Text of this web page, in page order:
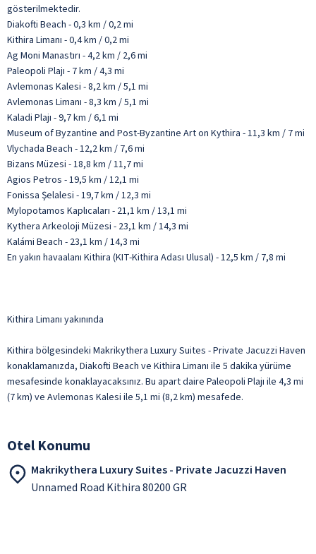
gösterilmektedir.
Diakofti Beach - 0,3 km / 0,2 mi
Kithira Limanı - 0,4 km / 0,2 mi
Ag Moni Manastırı - 4,2 km / 2,6 mi
Paleopoli Plajı - 7 km / 4,3 mi
Avlemonas Kalesi - 8,2 km / 5,1 mi
Avlemonas Limanı - 8,3 km / 5,1 mi
Kaladi Plajı - 9,7 km / 6,1 mi
Museum of Byzantine and Post-Byzantine Art on Kythira - 11,3 km / 7 mi
Vlychada Beach - 12,2 km / 7,6 mi
Bizans Müzesi - 18,8 km / 11,7 mi
Agios Petros - 19,5 km / 12,1 mi
Fonissa Şelalesi - 19,7 km / 12,3 mi
Mylopotamos Kaplıcaları - 21,1 km / 13,1 mi
Kythera Arkeoloji Müzesi - 23,1 km / 14,3 mi
Kalámi Beach - 23,1 km / 14,3 mi
En yakın havaalanı Kithira (KIT-Kithira Adası Ulusal) - 12,5 km / 7,8 mi
Kithira Limanı yakınında
Kithira bölgesindeki Makrikythera Luxury Suites - Private Jacuzzi Haven
konaklamanızda, Diakofti Beach ve Kithira Limanı ile 5 dakika yürüme
mesafesinde konaklayacaksınız. Bu apart daire Paleopoli Plajı ile 4,3 mi
(7 km) ve Avlemonas Kalesi ile 5,1 mi (8,2 km) mesafede.
Otel Konumu
Makrikythera Luxury Suites - Private Jacuzzi Haven
Unnamed Road Kithira 80200 GR